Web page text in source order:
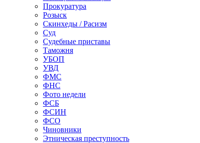
Прокуратура
Розыск
Скинхеды / Расизм
Суд
Судебные приставы
Таможня
УБОП
УВД
ФМС
ФНС
Фото недели
ФСБ
ФСИН
ФСО
Чиновники
Этническая преступность